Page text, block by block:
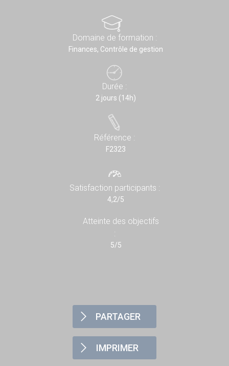
Domaine de formation :
Finances, Contrôle de gestion
Durée :
2 jours (14h)
Référence :
F2323
Satisfaction participants :
4,2/5
Atteinte des objectifs
:
5/5
PARTAGER
IMPRIMER